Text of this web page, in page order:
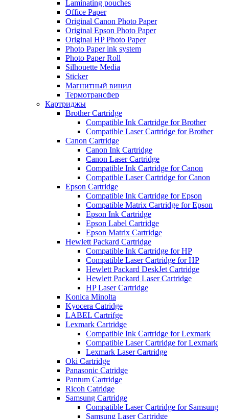
Laminating pouches
Office Paper
Original Canon Photo Paper
Original Epson Photo Paper
Original HP Photo Paper
Photo Paper ink system
Photo Paper Roll
Silhouette Media
Sticker
Магнитный винил
Термотрансфер
Картриджы
Brother Cartridge
Compatible Ink Cartridge for Brother
Compatible Laser Cartridge for Brother
Canon Cartridge
Canon Ink Cartridge
Canon Laser Cartridge
Compatible Ink Cartridge for Canon
Compatible Laser Cartridge for Canon
Epson Cartridge
Compatible Ink Cartridge for Epson
Compatible Matrix Cartridge for Epson
Epson Ink Cartridge
Epson Label Cartridge
Epson Matrix Cartridge
Hewlett Packard Cartridge
Compatible Ink Cartridge for HP
Compatible Laser Cartridge for HP
Hewlett Packard DeskJet Cartridge
Hewlett Packard Laser Cartridge
HP Laser Cartridge
Konica Minolta
Kyocera Catridge
LABEL Cartrifge
Lexmark Cartridge
Compatible Ink Cartridge for Lexmark
Compatible Laser Cartridge for Lexmark
Lexmark Laser Cartridge
Oki Cartridge
Panasonic Catridge
Pantum Cartridge
Ricoh Catridge
Samsung Cartridge
Compatible Laser Cartridge for Samsung
Samsung Laser Cartridge